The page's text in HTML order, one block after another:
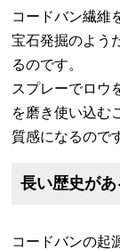
コードバン繊維
宝石発掘のよう
るのです。
スプレーでロウ
を磨き使い込む
質感になるので
長い歴史があ
コードバンの起